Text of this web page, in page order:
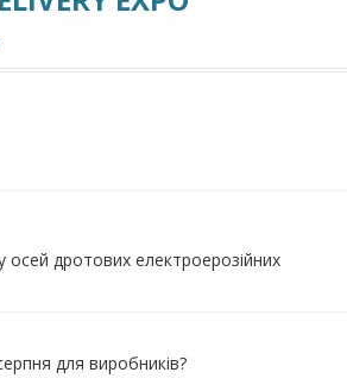
осей дротових електроерозійних
для виробників?